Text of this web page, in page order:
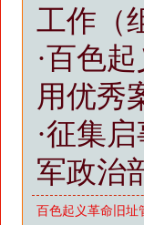
工作（
·百色
用优秀
·征集
军政治
百色起义革命旧址